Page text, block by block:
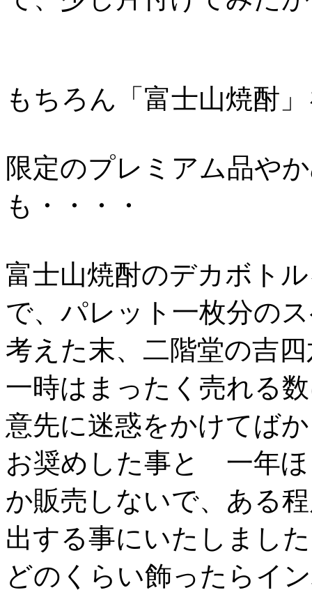
もちろん「富士山焼酎
限定のプレミアム品や
も・・・・
富士山焼酎のデカボト
で、パレット一枚分の
考えた末、二階堂の吉
一時はまったく売れる
意先に迷惑をかけてば
お奨めした事と 一年ほ
か販売しないで、ある
出する事にいたしまし
どのくらい飾ったらイ